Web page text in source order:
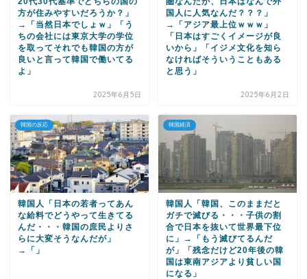
方が住みやすいだろうか？」
→「当然日本でしょｗ」「う
ちの会社には東京大学の学位
を取ってそれでも韓国の方が
良いと言って韓国で働いてる
よ」
2025年6月5日
国人に人気なんだ？？？」
→「アジア最上位ｗｗｗ」
「日本はすごくイメージが良
いから」「イジメ文化を知ら
なければそういうこともある
と思う」
2025年6月2日
韓国の反応
韓国人「日本の若者ってあん
な給料でどうやって生きてる
んだ・・・韓国の庶民よりさ
らに大変そうなんだが」
→「」
韓国経済
韓国人「韓国、このままだと
ガチで滅びる・・・子供の割
合で日本を抜いて世界最下位
に」→「もう滅びてるんだ
が」「残念だけど20年後の韓
国は東南アジアより貧しい国
になる」